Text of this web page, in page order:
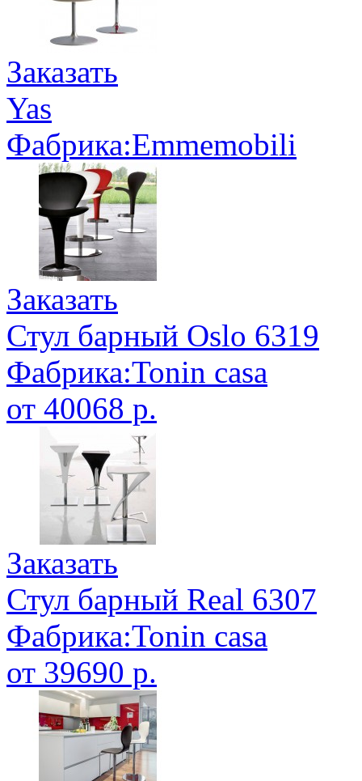
Заказать
Yas
Фабрика:Emmemobili
Заказать
Стул барный Oslo 6319
Фабрика:Tonin casa
от 40068 р.
Заказать
Стул барный Real 6307
Фабрика:Tonin casa
от 39690 р.